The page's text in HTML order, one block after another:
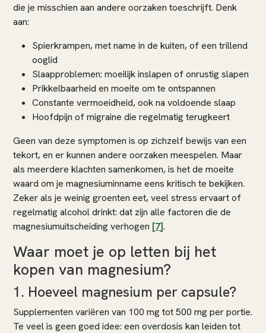
die je misschien aan andere oorzaken toeschrijft. Denk
aan:
Spierkrampen, met name in de kuiten, of een trillend
ooglid
Slaapproblemen: moeilijk inslapen of onrustig slapen
Prikkelbaarheid en moeite om te ontspannen
Constante vermoeidheid, ook na voldoende slaap
Hoofdpijn of migraine die regelmatig terugkeert
Geen van deze symptomen is op zichzelf bewijs van een
tekort, en er kunnen andere oorzaken meespelen. Maar
als meerdere klachten samenkomen, is het de moeite
waard om je magnesiuminname eens kritisch te bekijken.
Zeker als je weinig groenten eet, veel stress ervaart of
regelmatig alcohol drinkt: dat zijn alle factoren die de
magnesiumuitscheiding verhogen [7].
Waar moet je op letten bij het
kopen van magnesium?
1. Hoeveel magnesium per capsule?
Supplementen variëren van 100 mg tot 500 mg per portie.
Te veel is geen goed idee: een overdosis kan leiden tot